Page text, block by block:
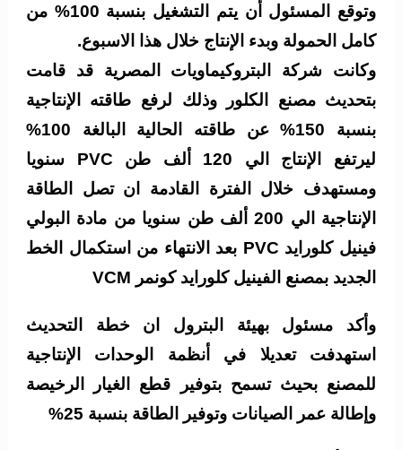
وتوقع المسئول أن يتم التشغيل بنسبة 100% من
كامل الحمولة وبدء الإنتاج خلال هذا الاسبوع.
وكانت شركة البتروكيماويات المصرية قد قامت
بتحديث مصنع الكلور وذلك لرفع طاقته الإنتاجية
بنسبة 150% عن طاقته الحالية البالغة 100%
ليرتفع الإنتاج الي 120 ألف طن PVC سنويا
ومستهدف خلال الفترة القادمة ان تصل الطاقة
الإنتاجية الي 200 ألف طن سنويا من مادة البولي
فينيل كلورايد PVC بعد الانتهاء من استكمال الخط
الجديد بمصنع الفينيل كلورايد كونمر VCM
وأكد مسئول بهيئة البترول ان خطة التحديث
استهدفت تعديلا في أنظمة الوحدات الإنتاجية
للمصنع بحيث تسمح بتوفير قطع الغيار الرخيصة
وإطالة عمر الصيانات وتوفير الطاقة بنسبة 25%